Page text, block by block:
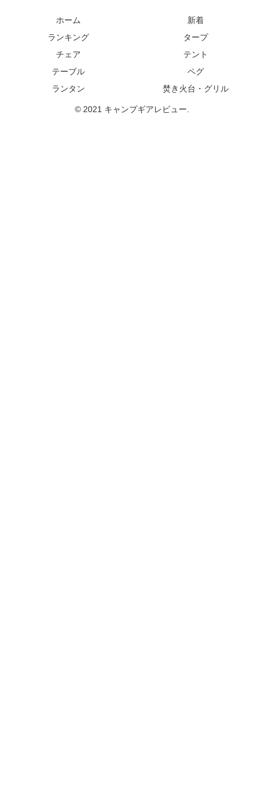
ホーム
新着
ランキング
タープ
チェア
テント
テーブル
ペグ
ランタン
焚き火台・グリル
© 2021 キャンプギアレビュー.